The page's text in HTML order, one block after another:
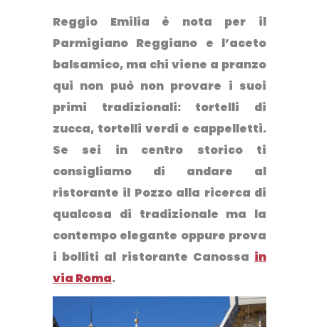
Reggio Emilia è nota per il
Parmigiano Reggiano e l’aceto
balsamico, ma chi viene a pranzo
qui non può non provare i suoi
primi tradizionali: tortelli di
zucca, tortelli verdi e cappelletti.
Se sei in centro storico ti
consigliamo di andare al
ristorante il Pozzoalla ricerca di
qualcosa di tradizionale ma la
contempo elegante oppure prova
i bolliti al ristorante Canossa in
via Roma.